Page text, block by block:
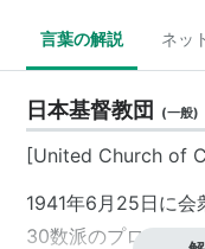
言葉の解説 ネッ
日本基督教団 (一般)
[United Church of
1941年6月25日に会
30数派のプロテスタ